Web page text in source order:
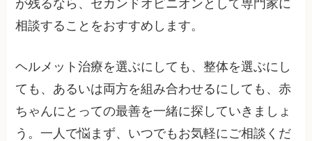
が残るなら、セカンドオピニオンとして専門家に
相談することをおすすめします。
ヘルメット治療を選ぶにしても、整体を選ぶにし
ても、あるいは両方を組み合わせるにしても、赤
ちゃんにとっての最善を一緒に探していきましょ
う。一人で悩まず、いつでもお気軽にご相談くだ